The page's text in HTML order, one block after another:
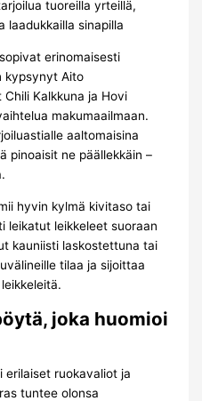
tuoreilla yrteillä,
laadukkailla sinapilla
erinomaisesti
kypsynyt Aito
Chili Kalkkuna ja Hovi
makumaailmaan.
aaltomaisina
pinoaisit ne päällekkäin –
hyvin kylmä kivitaso tai
leikatut leikkeleet suoraan
kauniisti laskostettuna tai
tilaa ja sijoittaa
joka huomioi
erilaiset ruokavaliot ja
tuntee olonsa